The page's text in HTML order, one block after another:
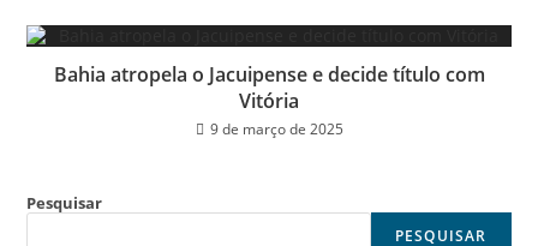
Bahia atropela o Jacuipense e decide título com
Vitória
9 de março de 2025
Pesquisar
PESQUISAR